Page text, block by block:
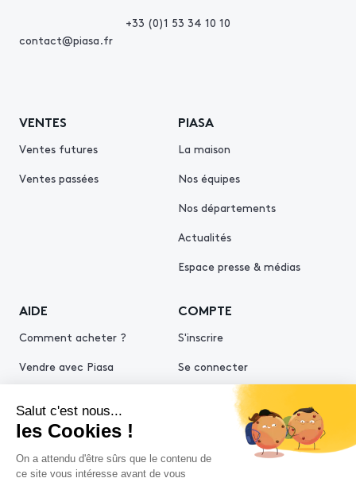
+33 (0)1 53 34 10 10
contact@piasa.fr
VENTES
Ventes futures
Ventes passées
PIASA
La maison
Nos équipes
Nos départements
Actualités
Espace presse & médias
AIDE
Comment acheter ?
Vendre avec Piasa
COMPTE
S'inscrire
Se connecter